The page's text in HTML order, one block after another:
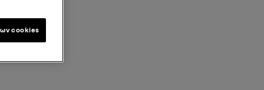
cookies